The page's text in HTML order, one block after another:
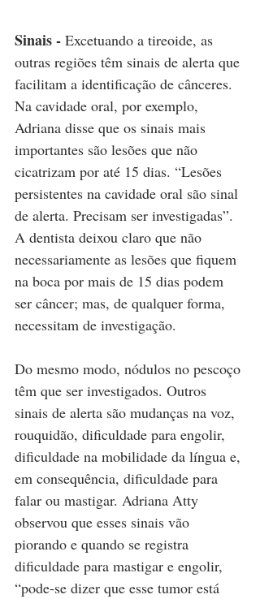
Sinais - Excetuando a tireoide, as
outras regiões têm sinais de alerta que
facilitam a identificação de cânceres.
Na cavidade oral, por exemplo,
Adriana disse que os sinais mais
importantes são lesões que não
cicatrizam por até 15 dias. “Lesões
persistentes na cavidade oral são sinal
de alerta. Precisam ser investigadas”.
A dentista deixou claro que não
necessariamente as lesões que fiquem
na boca por mais de 15 dias podem
ser câncer; mas, de qualquer forma,
necessitam de investigação.
Do mesmo modo, nódulos no pescoço
têm que ser investigados. Outros
sinais de alerta são mudanças na voz,
rouquidão, dificuldade para engolir,
dificuldade na mobilidade da língua e,
em consequência, dificuldade para
falar ou mastigar. Adriana Atty
observou que esses sinais vão
piorando e quando se registra
dificuldade para mastigar e engolir,
“pode-se dizer que esse tumor está